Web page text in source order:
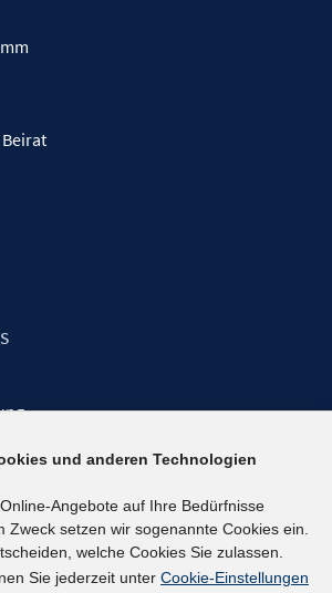
und anderen Technologien
Angebote auf Ihre Bedürfnisse
Zweck setzen wir sogenannte Cookies ein.
welche Cookies Sie zulassen.
Sie jederzeit unter Cookie-Einstellungen